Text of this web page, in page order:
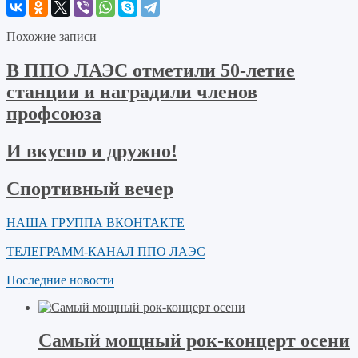
Похожие записи
В ППО ЛАЭС отметили 50-летие
станции и наградили членов
профсоюза
И вкусно и дружно!
Спортивный вечер
НАША ГРУППА ВКОНТАКТЕ
ТЕЛЕГРАММ-КАНАЛ ППО ЛАЭС
Последние новости
Самый мощный рок-концерт осени